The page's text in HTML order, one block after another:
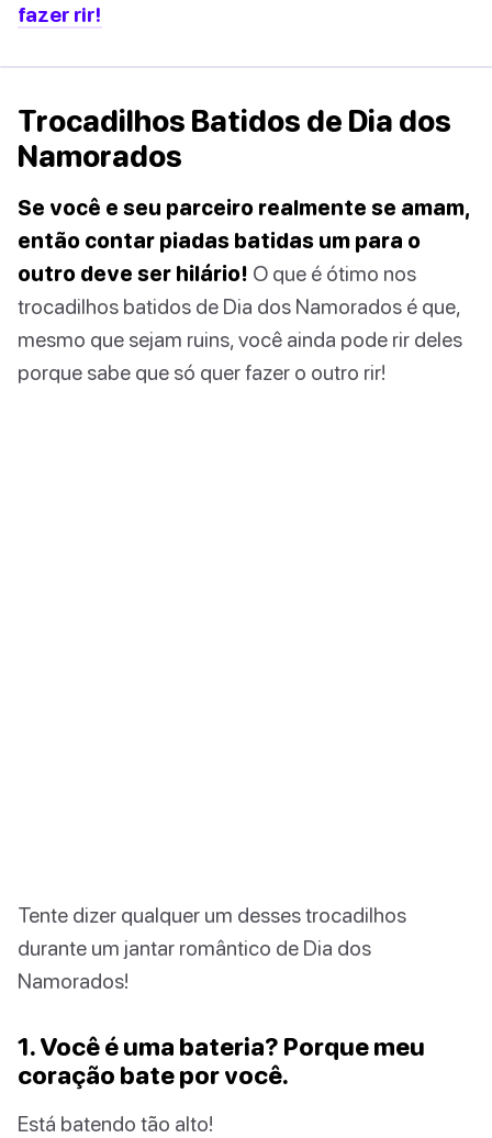
fazer rir!
Trocadilhos Batidos de Dia dos
Namorados
Se você e seu parceiro realmente se amam,
então contar piadas batidas um para o
outro deve ser hilário! O que é ótimo nos
trocadilhos batidos de Dia dos Namorados é que,
mesmo que sejam ruins, você ainda pode rir deles
porque sabe que só quer fazer o outro rir!
Tente dizer qualquer um desses trocadilhos
durante um jantar romântico de Dia dos
Namorados!
1. Você é uma bateria? Porque meu
coração bate por você.
Está batendo tão alto!